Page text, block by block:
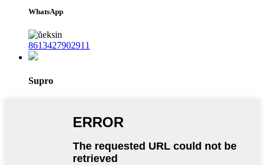
WhatsApp
8613427902911
Supro